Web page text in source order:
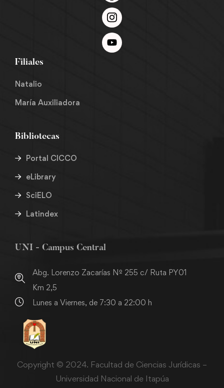
Filiales
Natalio
María Auxiliadora
Bibliotecas
Portal CICCO
eLibrary
SciELO
Latindex
UNI - Campus Central
Abg. Lorenzo Zacarías Nº 255 c/ Ruta PY01
Km 2,5
Lunes a Viernes, de 7:30 a 22:00 h
Copyright © 2024. Facultad de Ciencias Jurídicas –
Universidad Nacional de Itapúa